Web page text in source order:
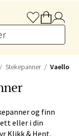
Stekepanner Vaello
og finn
eller i din
Klikk & Hent.